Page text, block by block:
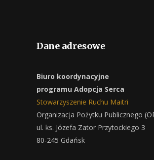
Dane adresowe
Biuro koordynacyjne
programu Adopcja Serca
Stowarzyszenie Ruchu Maitri
Organizacja Pożytku Publicznego
ul. ks. Józefa Zator Przytockiego 3
80-245 Gdańsk